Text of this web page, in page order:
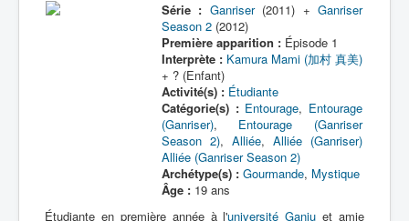
Série : Ganriser(2011) + Ganriser
Season 2(2012)
Première apparition :Épisode 1
Interprète : Kamura Mami (加村 真美)
+ ? (Enfant)
Activité(s) : Étudiante
Catégorie(s) : Entourage, Entourage
(Ganriser), Entourage (Ganriser
Season 2), Alliée, Alliée (Ganriser)
Alliée (Ganriser Season 2)
Archétype(s) : Gourmande, Mystique
Âge :19 ans
Étudiante en première année à l'université Ganju et amie